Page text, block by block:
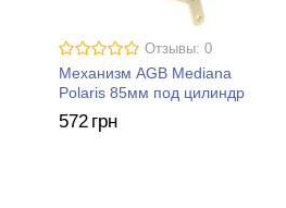
Отзывы: 0
Механизм AGB Mediana
Polaris 85мм под цилиндр
572 грн